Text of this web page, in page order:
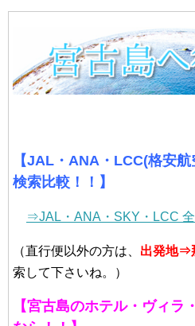
【JAL・ANA・LCC(格安
検索比較！！】
⇒JAL・ANA・SKY・LCC
（直行便以外の方は、 出発地⇒
索して下さいね。）
【宮古島のホテル・ヴィラ